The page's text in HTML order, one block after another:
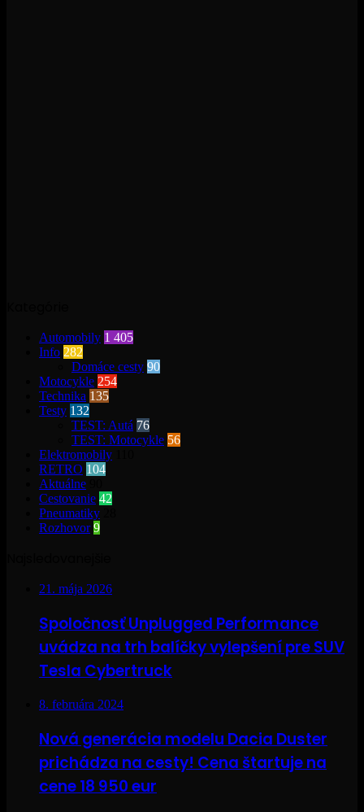
Automobily 1 405
Info 282
Domáce cesty 90
Motocykle 254
Technika 135
Testy 132
TEST: Autá 76
TEST: Motocykle 56
Elektromobily
RETRO 104
Aktuálne
Cestovanie 42
Pneumatiky
Rozhovor 9
21. mája 2026
Spoločnosť Unplugged Performance
uvádza na trh balíčky vylepšení pre SUV
Tesla Cybertruck
8. februára 2024
Nová generácia modelu Dacia Duster
prichádza na cesty! Cena štartuje na
cene 18 950 eur